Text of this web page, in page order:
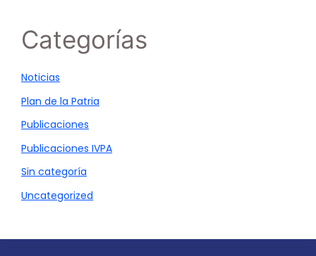
Categorías
Noticias
Plan de la Patria
Publicaciones
Publicaciones IVPA
Sin categoría
Uncategorized